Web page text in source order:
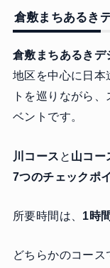
倉敷まちあるき
倉敷まちあるきデ
地区を中心に日本
トを巡りながら
ベントです。
川コース と 山コー
7つのチェックポ
所要時間は、 1時
どちらかのコー